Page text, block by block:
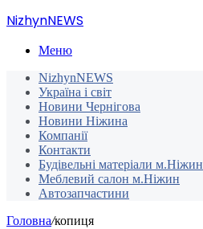
NizhynNEWS
Меню
NizhynNEWS
Україна і світ
Новини Чернігова
Новини Ніжина
Компанії
Контакти
Будівельні матеріали м.Ніжин
Меблевий салон м.Ніжин
Автозапчастини
Головна/копиця